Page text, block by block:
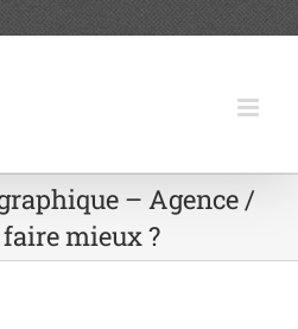
– Agence /
mieux ?